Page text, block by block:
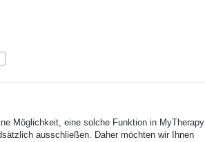
Möglichkeit, eine solche Funktion in MyTherapy
ausschließen. Daher möchten wir Ihnen